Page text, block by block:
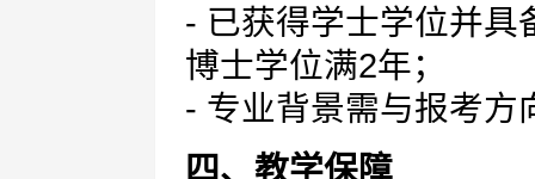
- 已获得学士学位并具
博士学位满2年；
- 专业背景需与报考方
四、教学保障